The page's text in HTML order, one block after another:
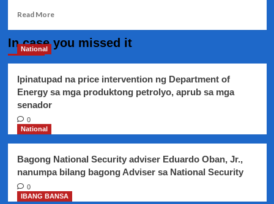
Read MoreRead
180
Traffic
Department
In case you missed it
National
Ipinatupad na price intervention ng Department of
Energy sa mga produktong petrolyo, aprub sa mga
senador
0
National
Bagong National Security adviser Eduardo Oban, Jr.,
nanumpa bilang bagong Adviser sa National Security
0
IBANG BANSA